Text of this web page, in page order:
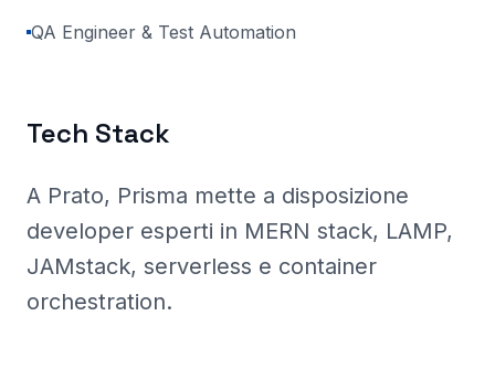
QA Engineer & Test Automation
Tech Stack
A Prato, Prisma mette a disposizione
developer esperti in MERN stack, LAMP,
JAMstack, serverless e container
orchestration.